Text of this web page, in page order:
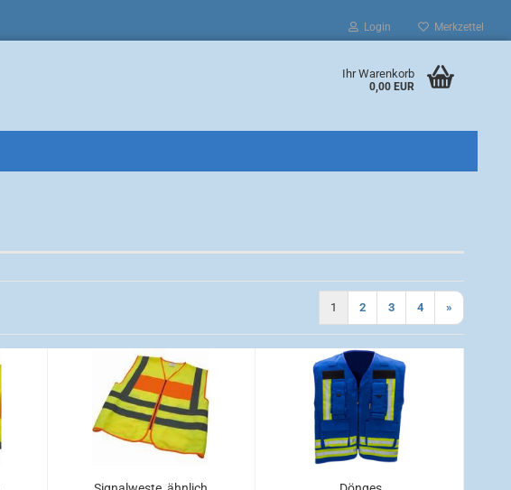
Login Merkzettel
Ihr Warenkorb
0,00 EUR
1 2 3 4 »